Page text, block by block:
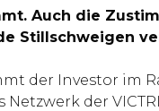
Auch die
Stillschweigen
der Investor im
Netzwerk der